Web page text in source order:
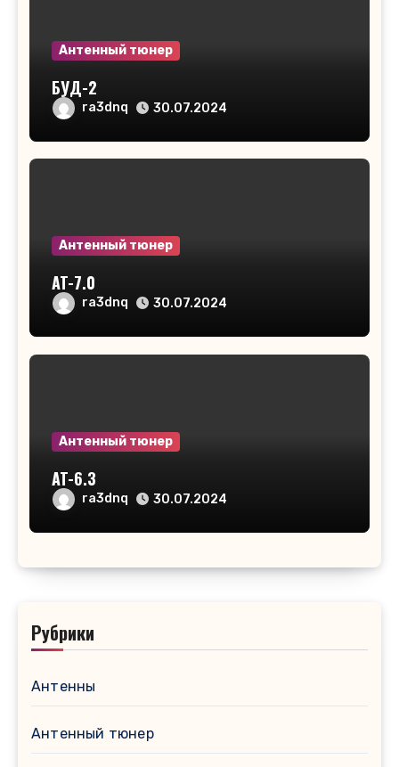
Антенный тюнер
БУД-2
ra3dnq 30.07.2024
Антенный тюнер
AT-7.0
ra3dnq 30.07.2024
Антенный тюнер
AT-6.3
ra3dnq 30.07.2024
Рубрики
Антенны
Антенный тюнер